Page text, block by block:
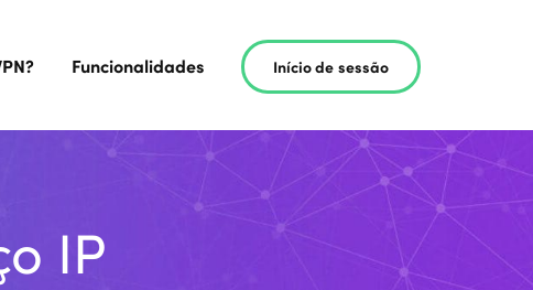
Funcionalidades Início de sessão
IP